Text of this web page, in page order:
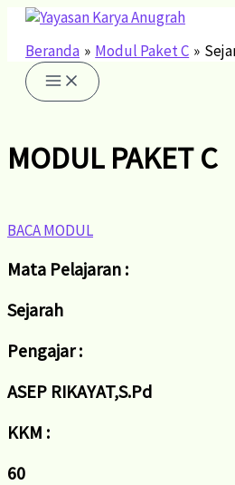
Lewati
konten
Beranda Modul Paket C
MODUL PAKET C
BACA MODUL
Mata Pelajaran :
Sejarah
Pengajar :
ASEP RIKAYAT,S.Pd
KKM :
60